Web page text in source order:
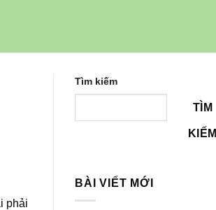
phải
Tìm kiếm
TÌM
KIẾM
BÀI VIẾT MỚI